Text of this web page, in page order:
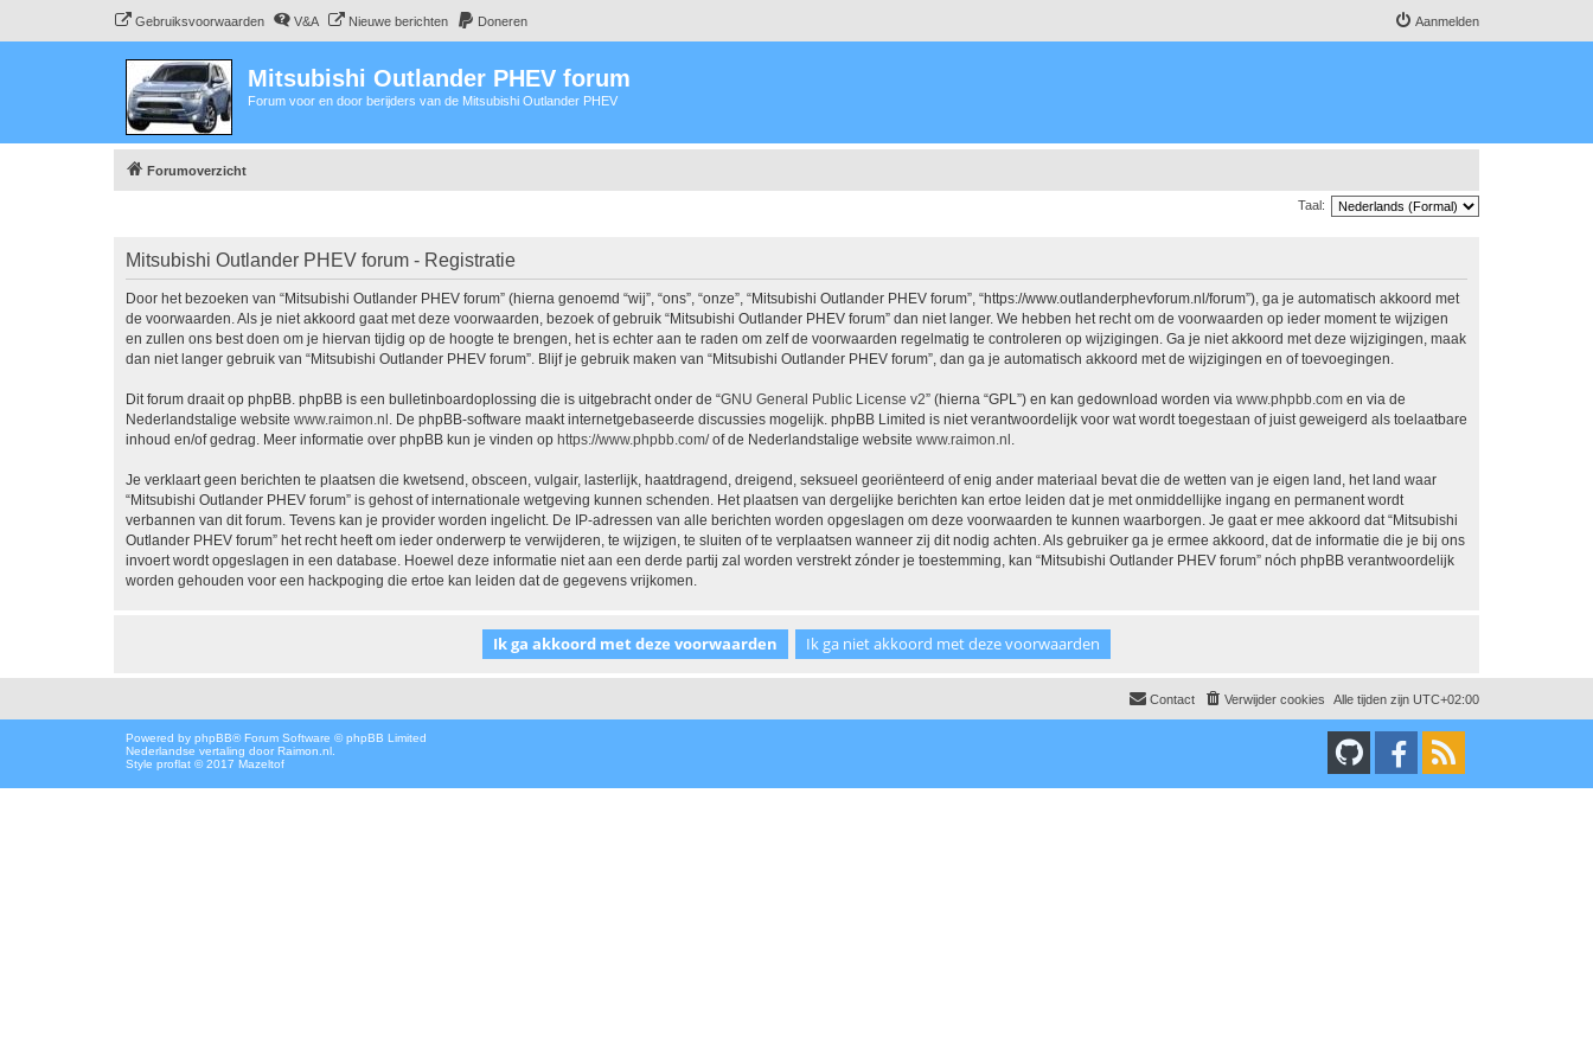
Gebruiksvoorwaarden V&A Nieuwe berichten Doneren Aanmelden
Mitsubishi Outlander PHEV forum
Forum voor en door berijders van de Mitsubishi Outlander PHEV
Forumoverzicht
Taal:
Mitsubishi Outlander PHEV forum - Registratie
Door het bezoeken van “Mitsubishi Outlander PHEV forum” (hierna genoemd “wij”, “ons”, “onze”, “Mitsubishi Outlander PHEV forum”, “https://www.outlanderphevforum.nl/forum”), ga je automatisch akkoord met
de voorwaarden. Als je niet akkoord gaat met deze voorwaarden, bezoek of gebruik “Mitsubishi Outlander PHEV forum” dan niet langer. We hebben het recht om de voorwaarden op ieder moment te wijzigen
en zullen ons best doen om je hiervan tijdig op de hoogte te brengen, het is echter aan te raden om zelf de voorwaarden regelmatig te controleren op wijzigingen. Ga je niet akkoord met deze wijzigingen, maak
dan niet langer gebruik van “Mitsubishi Outlander PHEV forum”. Blijf je gebruik maken van “Mitsubishi Outlander PHEV forum”, dan ga je automatisch akkoord met de wijzigingen en of toevoegingen.
Dit forum draait op phpBB. phpBB is een bulletinboardoplossing die is uitgebracht onder de “GNU General Public License v2” (hierna “GPL”) en kan gedownload worden via www.phpbb.com en via de
Nederlandstalige website www.raimon.nl . De phpBB-software maakt internetgebaseerde discussies mogelijk. phpBB Limited is niet verantwoordelijk voor wat wordt toegestaan of juist geweigerd als toelaatbare
inhoud en/of gedrag. Meer informatie over phpBB kun je vinden op https://www.phpbb.com/of de Nederlandstalige website www.raimon.nl
Je verklaart geen berichten te plaatsen die kwetsend, obsceen, vulgair, lasterlijk, haatdragend, dreigend, seksueel georiënteerd of enig ander materiaal bevat die de wetten van je eigen land, het land waar
“Mitsubishi Outlander PHEV forum” is gehost of internationale wetgeving kunnen schenden. Het plaatsen van dergelijke berichten kan ertoe leiden dat je met onmiddellijke ingang en permanent wordt
verbannen van dit forum. Tevens kan je provider worden ingelicht. De IP-adressen van alle berichten worden opgeslagen om deze voorwaarden te kunnen waarborgen. Je gaat er mee akkoord dat “Mitsubishi
Outlander PHEV forum” het recht heeft om ieder onderwerp te verwijderen, te wijzigen, te sluiten of te verplaatsen wanneer zij dit nodig achten. Als gebruiker ga je ermee akkoord, dat de informatie die je bij ons
invoert wordt opgeslagen in een database. Hoewel deze informatie niet aan een derde partij zal worden verstrekt zónder je toestemming, kan “Mitsubishi Outlander PHEV forum” nóch phpBB verantwoordelijk
worden gehouden voor een hackpoging die ertoe kan leiden dat de gegevens vrijkomen.
Alle tijden zijn UTC+02:00
Verwijder cookies
Contact
Powered by phpBB® Forum Software © phpBB Limited
Nederlandse vertaling door Raimon.nl
Style proflat © 2017 Mazeltof